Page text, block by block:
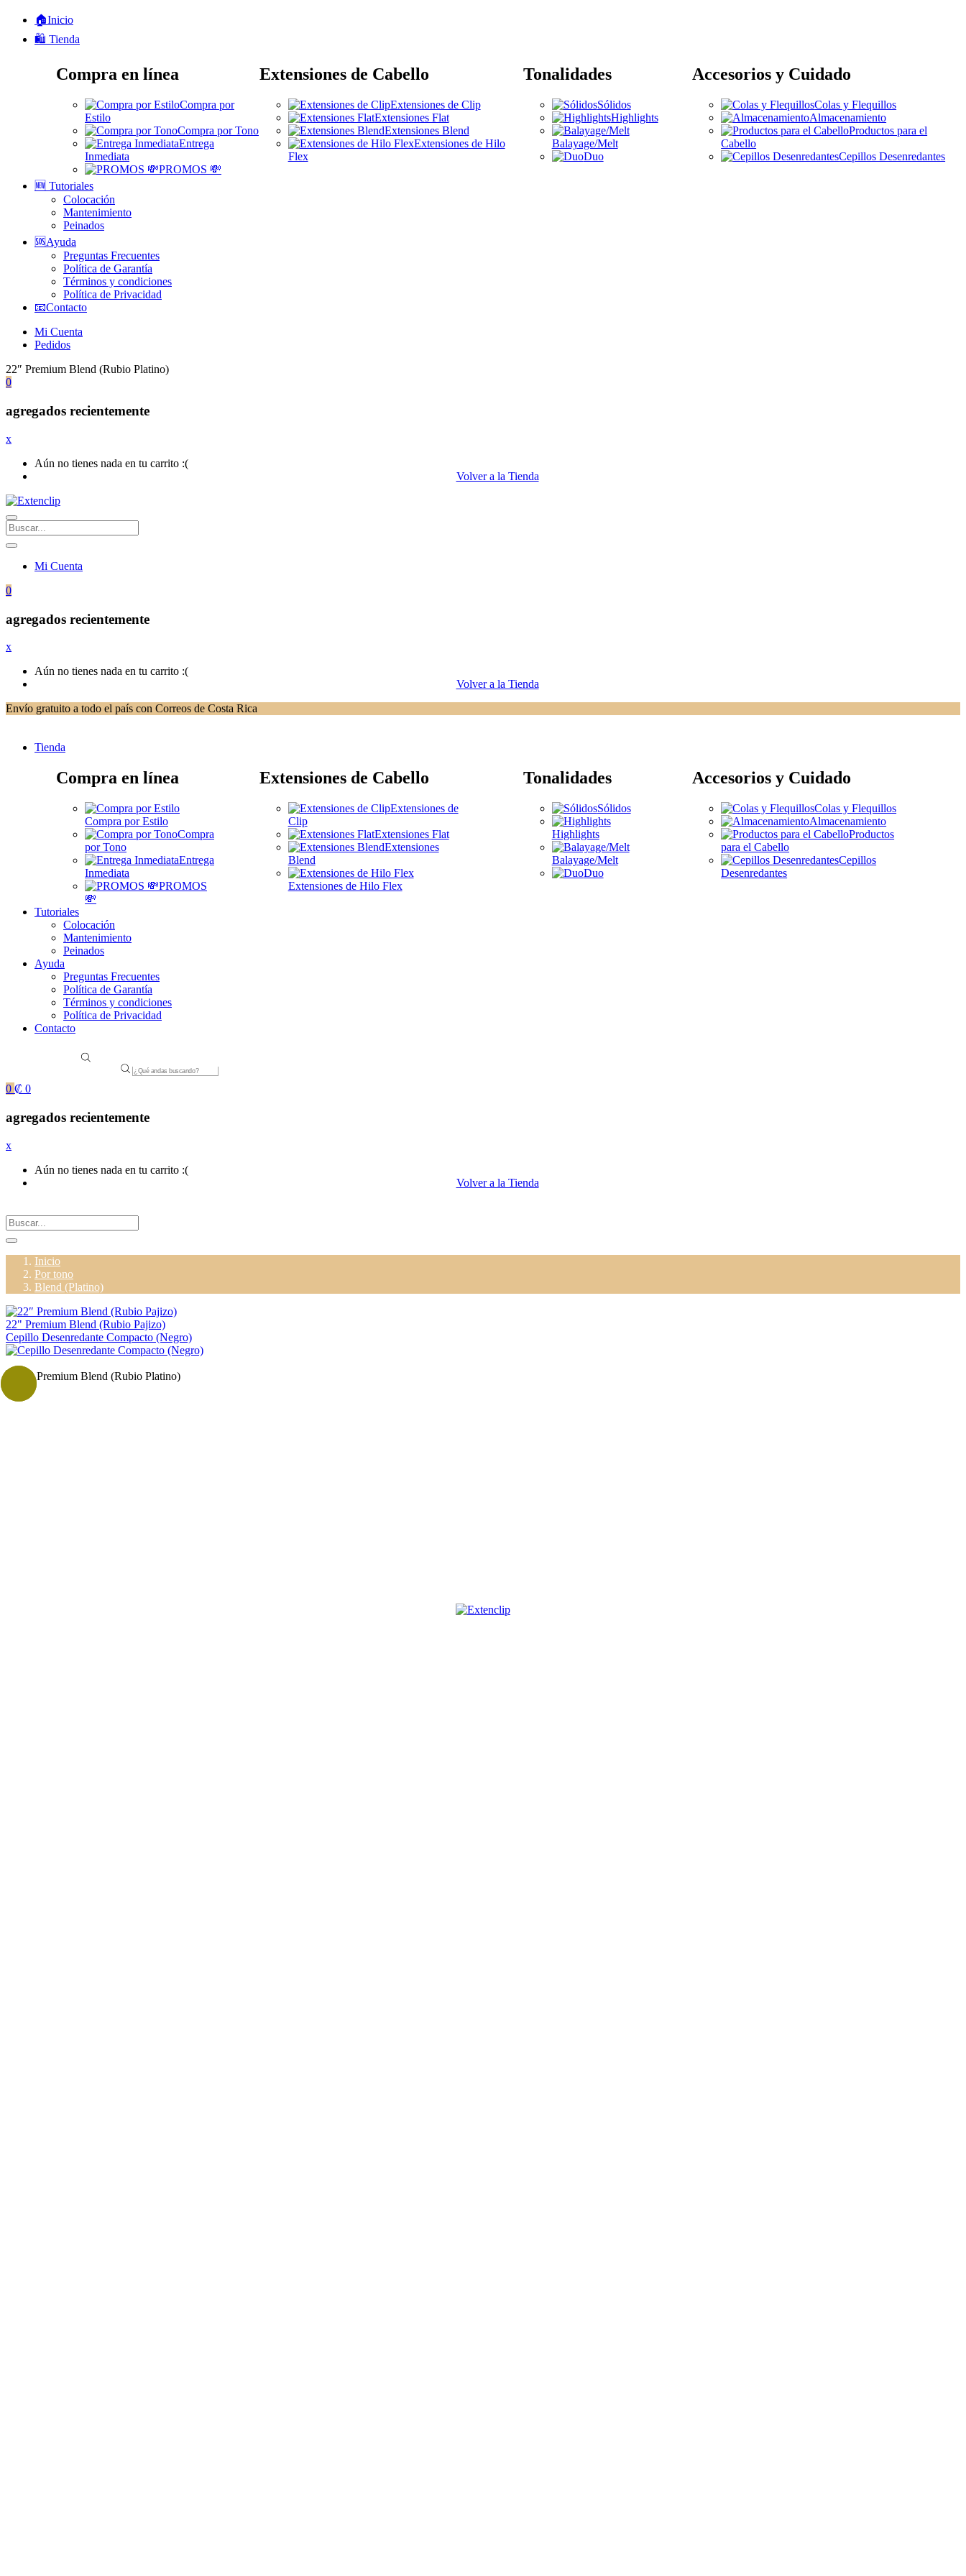
🏠Inicio
🛍️ Tienda
Compra en línea
Compra por
Estilo
Compra por Tono
Entrega
Inmediata
PROMOS 💸
Extensiones de Cabello
Extensiones de Clip
Extensiones Flat
Extensiones Blend
Extensiones de Hilo
Flex
Tonalidades
Sólidos
Highlights
Balayage/Melt
Duo
Accesorios y Cuidado
Colas y Flequillos
Almacenamiento
Productos para el
Cabello
Cepillos Desenredantes
🆕 Tutoriales
Colocación
Mantenimiento
Peinados
🆘Ayuda
Preguntas Frecuentes
Política de Garantía
Términos y condiciones
Política de Privacidad
📧Contacto
Mi Cuenta
Pedidos
22″ Premium Blend (Rubio Platino)
0
agregados recientemente
x
Aún no tienes nada en tu carrito :(
Volver a la Tienda
Mi Cuenta
0
agregados recientemente
x
Aún no tienes nada en tu carrito :(
Volver a la Tienda
Envío gratuito a todo el país con Correos de Costa Rica
Tienda
Compra en línea
Compra por Estilo
Compra
por Tono
Entrega
Inmediata
PROMOS
💸
Extensiones de Cabello
Extensiones de
Clip
Extensiones Flat
Extensiones
Blend
Extensiones de Hilo Flex
Tonalidades
Sólidos
Highlights
Balayage/Melt
Duo
Accesorios y Cuidado
Colas y Flequillos
Almacenamiento
Productos
para el Cabello
Cepillos
Desenredantes
Tutoriales
Colocación
Mantenimiento
Peinados
Ayuda
Preguntas Frecuentes
Política de Garantía
Términos y condiciones
Política de Privacidad
Contacto
Products
search
0 ₡ 0
agregados recientemente
x
Aún no tienes nada en tu carrito :(
Volver a la Tienda
Inicio
Por tono
Blend (Platino)
22" Premium Blend (Rubio Pajizo)
Cepillo Desenredante Compacto (Negro)